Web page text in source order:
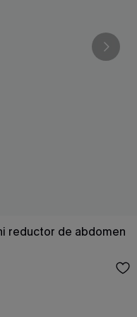
reductor de abdomen